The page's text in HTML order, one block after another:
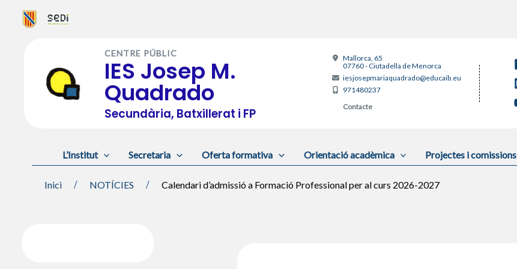
CENTRE PÚBLIC
IES Josep M.
Quadrado
Secundària, Batxillerat i FP
Mallorca, 65
07760 - Ciutadella de Menorca
iesjosepmariaquadrado@educaib.eu
971480237
Contacte
L’Institut Secretaria Oferta formativa Orientació acadèmica Projectes i comissions
Inici NOTÍCIES Calendari d’admissió a Formació Professional per al curs 2026-2027